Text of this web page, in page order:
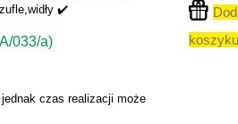
✔️
033/a)
czas realizacji może
koszyku